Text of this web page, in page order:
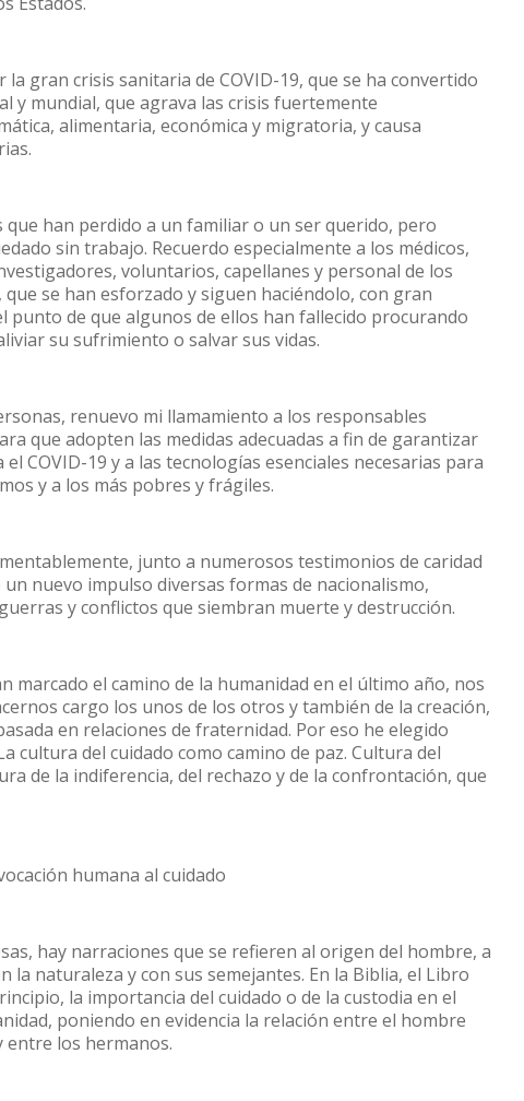
la gran crisis sanitaria de COVID-19, que se ha convertido
y mundial, que agrava las crisis fuertemente
alimentaria, económica y migratoria, y causa
han perdido a un familiar o un ser querido, pero
sin trabajo. Recuerdo especialmente a los médicos,
voluntarios, capellanes y personal de los
se han esforzado y siguen haciéndolo, con gran
punto de que algunos de ellos han fallecido procurando
su sufrimiento o salvar sus vidas.
renuevo mi llamamiento a los responsables
que adopten las medidas adecuadas a fin de garantizar
COVID-19 y a las tecnologías esenciales necesarias para
y a los más pobres y frágiles.
junto a numerosos testimonios de caridad
nuevo impulso diversas formas de nacionalismo,
y conflictos que siembran muerte y destrucción.
marcado el camino de la humanidad en el último año, nos
cargo los unos de los otros y también de la creación,
en relaciones de fraternidad. Por eso he elegido
cultura del cuidado como camino de paz. Cultura del
de la indiferencia, del rechazo y de la confrontación, que
humana al cuidado
hay narraciones que se refieren al origen del hombre, a
la naturaleza y con sus semejantes. En la Biblia, el Libro
la importancia del cuidado o de la custodia en el
poniendo en evidencia la relación entre el hombre
entre los hermanos.